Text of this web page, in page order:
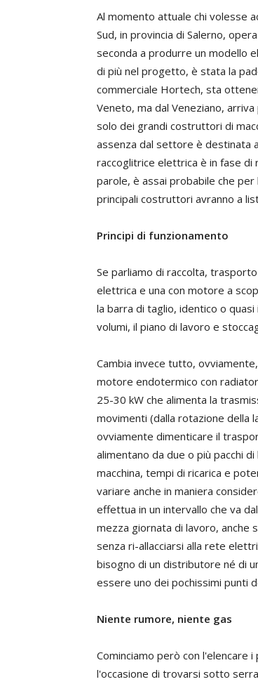
Al momento attuale chi volesse
Sud, in provincia di Salerno,
seconda a produrre un modello
di più nel progetto, è stata la
commerciale Hortech, sta
Veneto, ma dal Veneziano,
solo dei grandi costruttori di
assenza dal settore è destinata
raccoglitrice elettrica è in fase di
parole, è assai probabile che
principali costruttori avranno a
Principi di funzionamento
Se parliamo di raccolta,
elettrica e una con motore a
la barra di taglio, identico o
volumi, il piano di lavoro e
Cambia invece tutto,
motore endotermico con
25-30 kW che alimenta la
movimenti (dalla rotazione della
ovviamente dimenticare il
alimentano da due o più pacchi
macchina, tempi di ricarica e
variare anche in maniera
effettua in un intervallo che va
mezza giornata di lavoro, anche
senza ri-allacciarsi alla rete
bisogno di un distributore né di
essere uno dei pochissimi punti
Niente rumore, niente gas
Cominciamo però con l'elencare
l'occasione di trovarsi sotto